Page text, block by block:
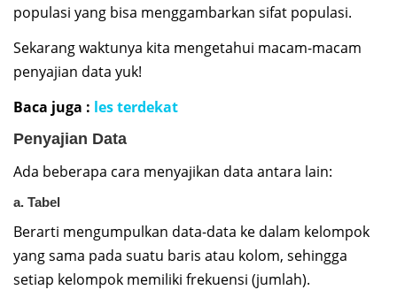
populasi yang bisa menggambarkan sifat populasi.
Sekarang waktunya kita mengetahui macam-macam
penyajian data yuk!
Baca juga : les terdekat
Penyajian Data
Ada beberapa cara menyajikan data antara lain:
a. Tabel
Berarti mengumpulkan data-data ke dalam kelompok
yang sama pada suatu baris atau kolom, sehingga
setiap kelompok memiliki frekuensi (jumlah).